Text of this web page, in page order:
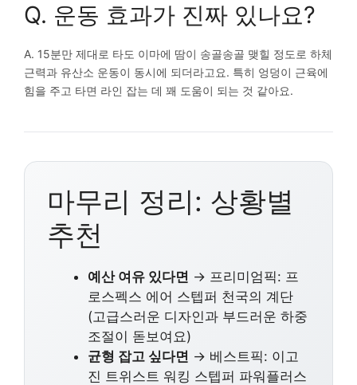
Q. 운동 효과가 진짜 있나요?
A. 15분만 제대로 타도 이마에 땀이 송골송골 맺힐 정도로 하체
근력과 유산소 운동이 동시에 되더라고요. 특히 엉덩이 근육에
힘을 주고 타면 라인 잡는 데 꽤 도움이 되는 것 같아요.
마무리 정리: 상황별
추천
예산 여유 있다면 → 프리미엄픽: 프
로스펙스 에어 스텝퍼 천국의 계단
(고급스러운 디자인과 부드러운 하중
조절이 돋보여요)
균형 잡고 싶다면 → 베스트픽: 이고
진 트위스트 워킹 스텝퍼 파워플러스